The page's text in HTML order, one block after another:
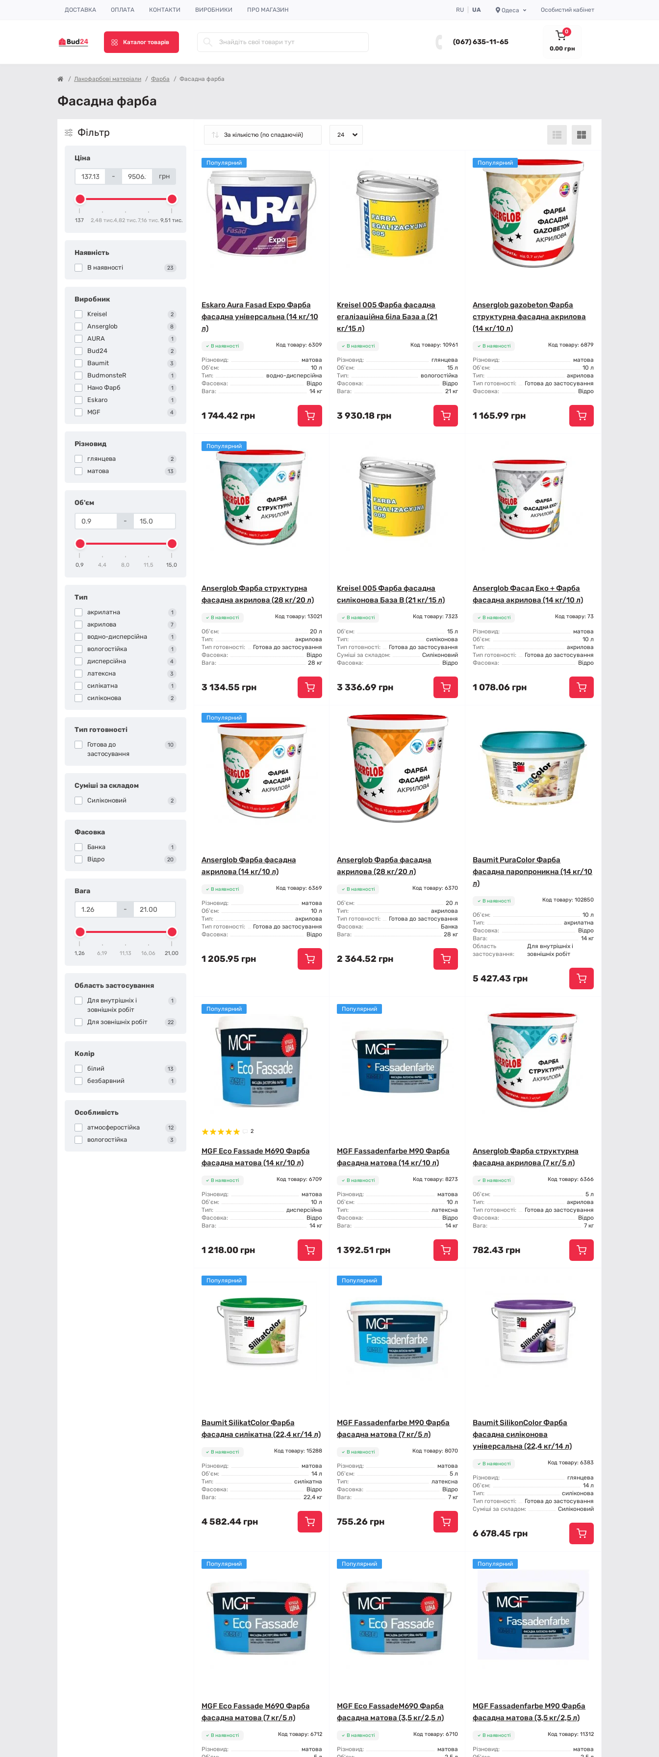
ДОСТАВКА ОПЛАТА КОНТАКТИ ВИРОБНИКИ ПРО МАГАЗИН RU UA Одеса Особистий кабінет
Каталог товарів (067) 635-11-65
0
0.00 грн
Лакофарбові матеріали Фарба Фасадна фарба
Фасадна фарба
Фільтр
Ціна
- грн
137 2,48 тис.4,82 тис.7,16 тис. 9,51 тис.
Наявність
В наявності 23
Виробник
Kreisel 2
Anserglob 8
AURA 1
Bud24 2
Baumit 3
BudmonsteR 1
Нано Фарб 1
Eskaro 1
MGF 4
Різновид
глянцева 2
матова 13
Об'єм
-
0,9 4,4 8,0 11,5 15,0
Тип
акрилатна 1
акрилова 7
водно-дисперсійна 1
вологостійка 1
дисперсійна 4
латексна 3
силікатна 1
силіконова 2
Тип готовності
Готова до
застосування
10
Суміші за складом
Силіконовий 2
Фасовка
Банка 1
Відро 20
Вага
-
1,26 6,19 11,13 16,06 21,00
Область застосування
Для внутрішніх і
зовнішніх робіт
1
Для зовнішніх робіт 22
Колір
білий 13
безбарвний 1
Особливість
атмосферостійка 12
вологостійка 3
Популярний
Eskaro Aura Fasad Expo Фарба
фасадна універсальна (14 кг/10
л)
В наявності Код товару: 6309
Різновид:
матова
Об'єм:
10 л
Тип:
водно-дисперсійна
Фасовка:
Відро
Вага:
14 кг
1 744.42 грн
Kreisel 005 Фарба фасадна
егалізаційна біла База а (21
кг/15 л)
В наявності Код товару: 10961
Різновид:
глянцева
Об'єм:
15 л
Тип:
вологостійка
Фасовка:
Відро
Вага:
21 кг
3 930.18 грн
Популярний
Anserglob gazobeton Фарба
структурна фасадна акрилова
(14 кг/10 л)
В наявності Код товару: 6879
Різновид:
матова
Об'єм:
10 л
Тип:
акрилова
Тип готовності:
Готова до застосування
Фасовка:
Відро
1 165.99 грн
Популярний
Anserglob Фарба структурна
фасадна акрилова (28 кг/20 л)
В наявності Код товару: 13021
Об'єм:
20 л
Тип:
акрилова
Тип готовності:
Готова до застосування
Фасовка:
Відро
Вага:
28 кг
3 134.55 грн
Kreisel 005 Фарба фасадна
силіконова База B (21 кг/15 л)
В наявності Код товару: 7323
Об'єм:
15 л
Тип:
силіконова
Тип готовності:
Готова до застосування
Суміші за складом:
Силіконовий
Фасовка:
Відро
3 336.69 грн
Anserglob Фасад Еко + Фарба
фасадна акрилова (14 кг/10 л)
В наявності Код товару: 73
Різновид:
матова
Об'єм:
10 л
Тип:
акрилова
Тип готовності:
Готова до застосування
Фасовка:
Відро
1 078.06 грн
Популярний
Anserglob Фарба фасадна
акрилова (14 кг/10 л)
В наявності Код товару: 6369
Різновид:
матова
Об'єм:
10 л
Тип:
акрилова
Тип готовності:
Готова до застосування
Фасовка:
Відро
1 205.95 грн
Anserglob Фарба фасадна
акрилова (28 кг/20 л)
В наявності Код товару: 6370
Об'єм:
20 л
Тип:
акрилова
Тип готовності:
Готова до застосування
Фасовка:
Банка
Вага:
28 кг
2 364.52 грн
Baumit PuraColor Фарба
фасадна паропроникна (14 кг/10
л)
В наявності Код товару: 102850
Об'єм:
10 л
Тип:
акрилатна
Фасовка:
Відро
Вага:
14 кг
Область
застосування:
Для внутрішніх і
зовнішніх робіт
5 427.43 грн
Популярний
2
MGF Eco Fassade M690 Фарба
фасадна матова (14 кг/10 л)
В наявності Код товару: 6709
Різновид:
матова
Об'єм:
10 л
Тип:
дисперсійна
Фасовка:
Відро
Вага:
14 кг
1 218.00 грн
Популярний
MGF Fassadenfarbe М90 Фарба
фасадна матова (14 кг/10 л)
В наявності Код товару: 8273
Різновид:
матова
Об'єм:
10 л
Тип:
латексна
Фасовка:
Відро
Вага:
14 кг
1 392.51 грн
Anserglob Фарба структурна
фасадна акрилова (7 кг/5 л)
В наявності Код товару: 6366
Об'єм:
5 л
Тип:
акрилова
Тип готовності:
Готова до застосування
Фасовка:
Відро
Вага:
7 кг
782.43 грн
Популярний
Baumit SilikatColor Фарба
фасадна силікатна (22,4 кг/14 л)
В наявності Код товару: 15288
Різновид:
матова
Об'єм:
14 л
Тип:
силікатна
Фасовка:
Відро
Вага:
22,4 кг
4 582.44 грн
Популярний
MGF Fassadenfarbe М90 Фарба
фасадна матова (7 кг/5 л)
В наявності Код товару: 8070
Різновид:
матова
Об'єм:
5 л
Тип:
латексна
Фасовка:
Відро
Вага:
7 кг
755.26 грн
Baumit SilikonColor Фарба
фасадна силіконова
універсальна (22,4 кг/14 л)
В наявності Код товару: 6383
Різновид:
глянцева
Об'єм:
14 л
Тип:
силіконова
Тип готовності:
Готова до застосування
Суміші за складом:
Силіконовий
6 678.45 грн
Популярний
MGF Eco Fassade M690 Фарба
фасадна матова (7 кг/5 л)
В наявності Код товару: 6712
Різновид:
матова
Популярний
MGF Eco FassadeM690 Фарба
фасадна матова (3,5 кг/2,5 л)
В наявності Код товару: 6710
Різновид:
матова
Популярний
MGF Fassadenfarbe М90 Фарба
фасадна матова (3,5 кг/2,5 л)
В наявності Код товару: 11312
Різновид:
матова